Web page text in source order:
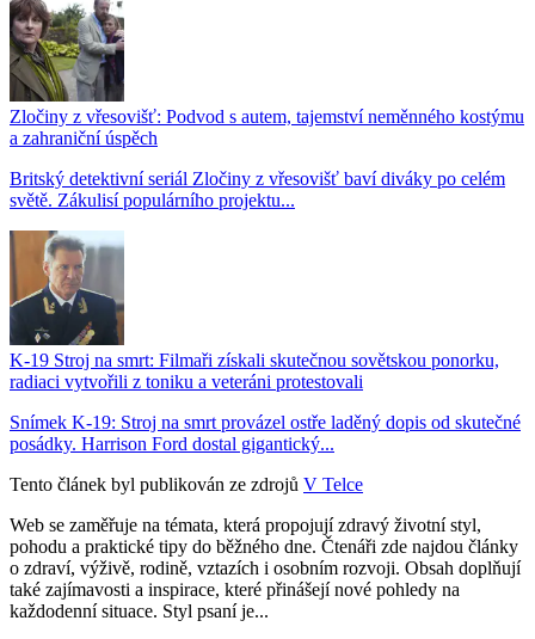
Zločiny z vřesovišť: Podvod s autem, tajemství neměnného kostýmu
a zahraniční úspěch
Britský detektivní seriál Zločiny z vřesovišť baví diváky po celém
světě. Zákulisí populárního projektu...
K-19 Stroj na smrt: Filmaři získali skutečnou sovětskou ponorku,
radiaci vytvořili z toniku a veteráni protestovali
Snímek K-19: Stroj na smrt provázel ostře laděný dopis od skutečné
posádky. Harrison Ford dostal gigantický...
Tento článek byl publikován ze zdrojů V Telce
Web se zaměřuje na témata, která propojují zdravý životní styl,
pohodu a praktické tipy do běžného dne. Čtenáři zde najdou články
o zdraví, výživě, rodině, vztazích i osobním rozvoji. Obsah doplňují
také zajímavosti a inspirace, které přinášejí nové pohledy na
každodenní situace. Styl psaní je...